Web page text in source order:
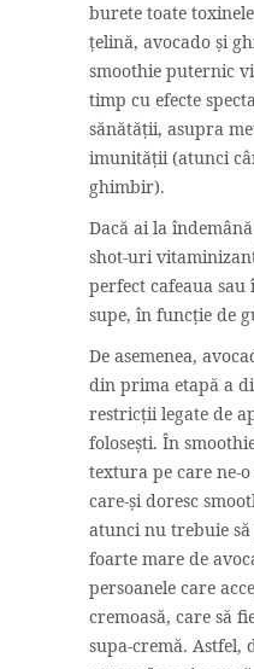
burete toate
țelină, avocado și
smoothie puternic
timp cu efecte
sănătății, asupra
imunității (atunci
ghimbir).
Dacă ai la
shot-uri
perfect cafeaua sau
supe, în funcție de
De asemenea,
din prima etapă a
restricții legate de
folosești. În
textura pe care ne-
care-și doresc
atunci nu trebuie
foarte mare de
persoanele care
cremoasă, care să
supa-cremă. Astfel,